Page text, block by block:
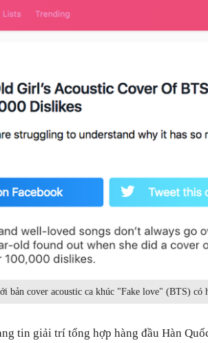
bản cover acoustic ca khúc "Fake love" (BTS) có
tin giải trí tổng hợp hàng đầu Hàn